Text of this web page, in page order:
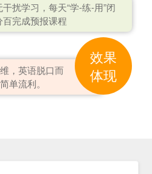
扰学习，每天“学-练-用”闭
完成预报课程
效果
体现
，英语脱口而
单流利。